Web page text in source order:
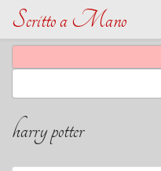
Scritto a Mano
harry potter